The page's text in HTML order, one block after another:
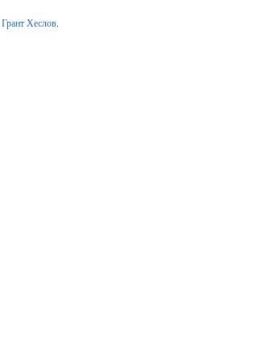
Грант Хеслов.